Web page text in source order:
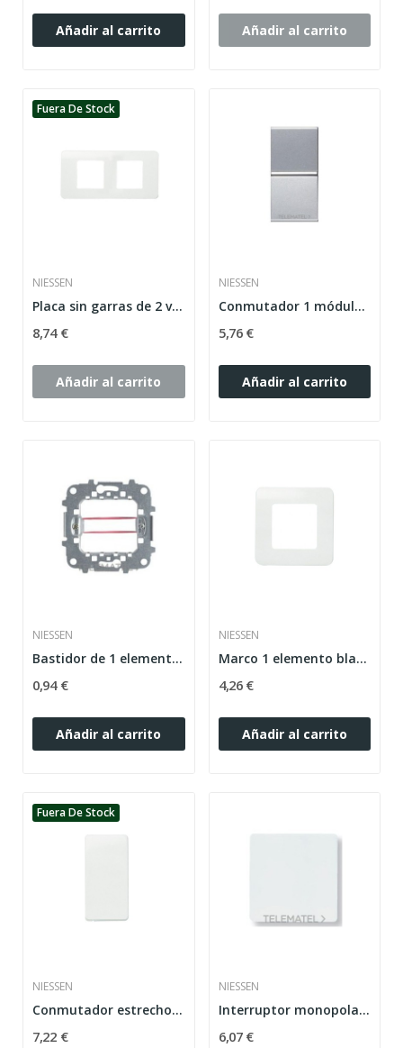
Añadir al carrito Añadir al carrito
Fuera De Stock
NIESSEN
Placa sin garras de 2 ventanas horizontales...
8,74 €
Añadir al carrito
NIESSEN
Conmutador 1 módulo Zenit plata
5,76 €
Añadir al carrito
NIESSEN
Bastidor de 1 elemento 2 módulos con garras...
0,94 €
Añadir al carrito
NIESSEN
Marco 1 elemento blanco alpino 22712BA Stylo...
4,26 €
Añadir al carrito
Fuera De Stock
NIESSEN
Conmutador estrecho blanco alpino Stylo Niessen...
7,22 €
NIESSEN
Interruptor monopolar Stylo blanco alpino
6,07 €